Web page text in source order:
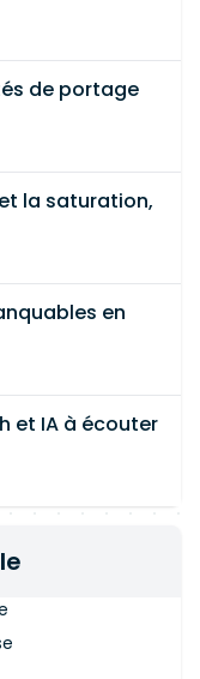
de portage
la saturation,
en
et IA à écouter